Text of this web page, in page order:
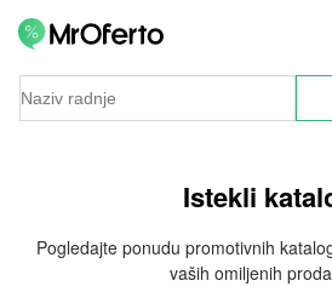
Istekli
Pogledajte ponudu promotivnih
vaših omiljenih